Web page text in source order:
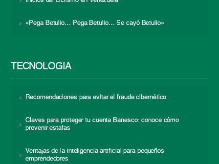
«Pega Betulio… Pega Betulio… Se cayó Betulio»
TECNOLOGÍA
Recomendaciones para evitar el fraude cibernético
Claves para proteger tu cuenta Banesco: conoce cómo
prevenir estafas
Ventajas de la inteligencia artificial para pequeños
emprendedores